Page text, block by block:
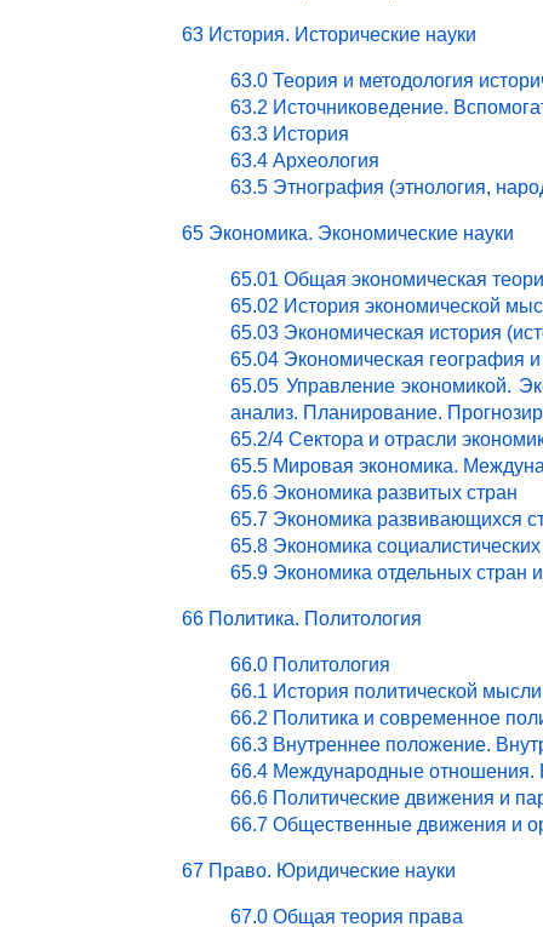
63 История. Исторические науки
63.0 Теория и методология
63.2 Источниковедение.
63.3 История
63.4 Археология
63.5 Этнография (этнология,
65 Экономика. Экономические науки
65.01 Общая экономическая
65.02 История экономической
65.03 Экономическая история
65.04 Экономическая география
65.05 Управление экономикой.
анализ. Планирование.
65.2/4 Сектора и отрасли
65.5 Мировая экономика.
65.6 Экономика развитых стран
65.7 Экономика развивающихся
65.8 Экономика
65.9 Экономика отдельных стран
66 Политика. Политология
66.0 Политология
66.1 История политической мысли
66.2 Политика и современное
66.3 Внутреннее положение.
66.4 Международные отношения.
66.6 Политические движения и
66.7 Общественные движения и
67 Право. Юридические науки
67.0 Общая теория права